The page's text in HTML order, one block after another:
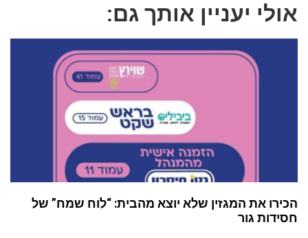
אולי יעניין אותך גם:
הכירו את המגזין שלא יוצא מהבית: “לוח שמח” של
חסידות גור